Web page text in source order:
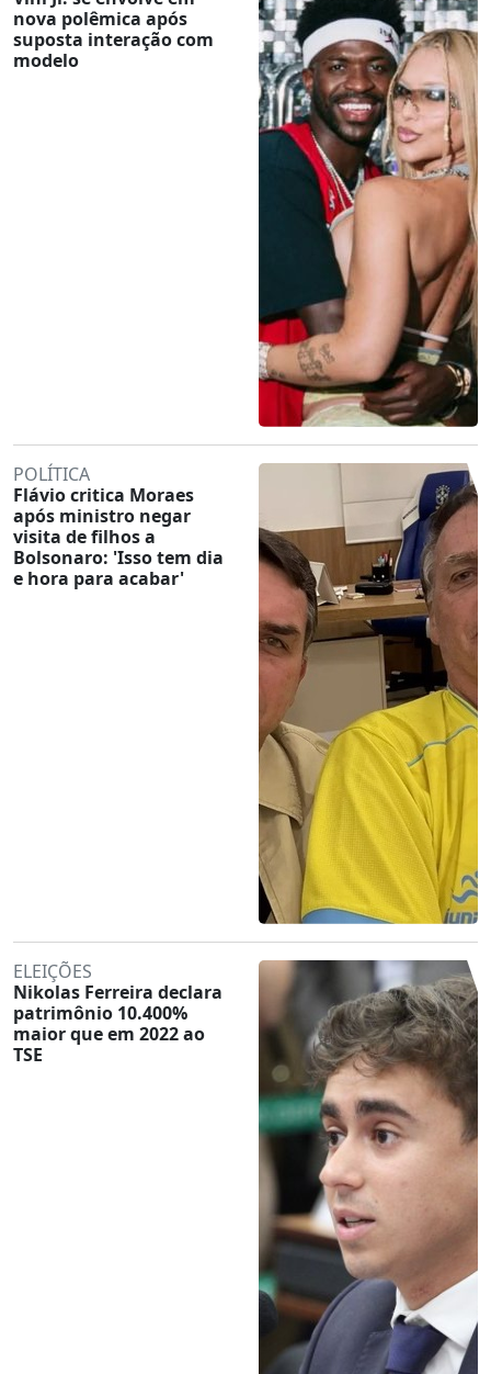
nova polêmica após
suposta interação com
modelo
POLÍTICA
Flávio critica Moraes
após ministro negar
visita de filhos a
Bolsonaro: 'Isso tem dia
e hora para acabar'
ELEIÇÕES
Nikolas Ferreira declara
patrimônio 10.400%
maior que em 2022 ao
TSE